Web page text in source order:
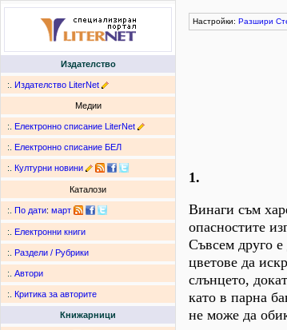
Издателство
:. Издателство LiterNet
Медии
:. Електронно списание LiterNet
:. Електронно списание БЕЛ
:. Културни новини
Каталози
:. По дати: март
:. Електронни книги
:. Раздели / Рубрики
:. Автори
:. Критика за авторите
Книжарници
Настройки: Разшири
1.
Винаги съм
опасностите
Съвсем друго
цветове да
слънцето,
като в парна
не може да